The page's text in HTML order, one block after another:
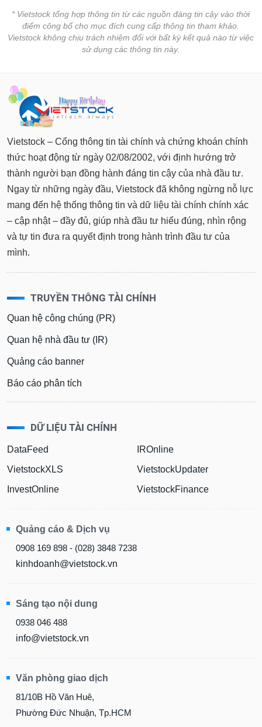
* Vietstock tổng hợp thông tin từ các nguồn đáng tin cậy vào thời
điểm công bố cho mục đích cung cấp thông tin tham khảo.
Vietstock không chịu trách nhiệm đối với bất kỳ kết quả nào từ việc
sử dụng các thông tin này.
Vietstock – Cổng thông tin tài chính và chứng khoán chính
thức hoạt động từ ngày 02/08/2002, với định hướng trở
thành người bạn đồng hành đáng tin cậy của nhà đầu tư.
Ngay từ những ngày đầu, Vietstock đã không ngừng nỗ lực
mang đến hệ thống thông tin và dữ liệu tài chính chính xác
– cập nhật – đầy đủ, giúp nhà đầu tư hiểu đúng, nhìn rộng
và tự tin đưa ra quyết định trong hành trình đầu tư của
mình.
TRUYỀN THÔNG TÀI CHÍNH
Quan hệ công chúng (PR)
Quan hệ nhà đầu tư (IR)
Quảng cáo banner
Báo cáo phân tích
DỮ LIỆU TÀI CHÍNH
DataFeed
VietstockXLS
InvestOnline
IROnline
VietstockUpdater
VietstockFinance
Quảng cáo & Dịch vụ
0908 169 898 - (028) 3848 7238
kinhdoanh@vietstock.vn
Sáng tạo nội dung
0938 046 488
info@vietstock.vn
Văn phòng giao dịch
81/10B Hồ Văn Huê,
Phường Đức Nhuận, Tp.HCM